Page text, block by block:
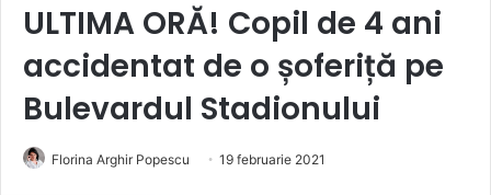
ULTIMA ORĂ! Copil de 4 ani
accidentat de o șoferiță pe
Bulevardul Stadionului
Florina Arghir Popescu 19 februarie 2021